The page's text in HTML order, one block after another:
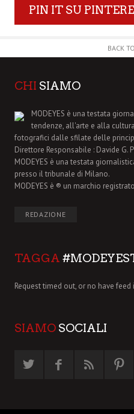
PIN IT SU
BACK
CHI SIAMO
MODEYES è una testata
tendenze, all'arte e alla
fotografici dalle sfilate delle
Direttore Responsabile : Davide G.
MODEYES è una testata
presso il tribunale di Milano.
MODEYES è ® un marchio registrato
REDAZIONE
TAGGA
Request timed out, or no have feed
SIAMO SOCIALI